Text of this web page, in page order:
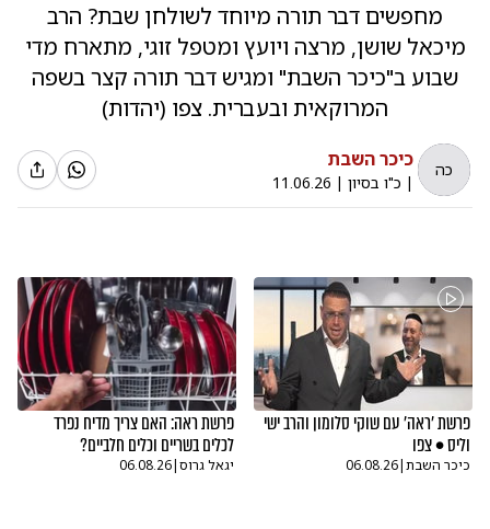
מחפשים דבר תורה מיוחד לשולחן שבת? הרב
מיכאל שושן, מרצה ויועץ ומטפל זוגי, מתארח מדי
שבוע ב"כיכר השבת" ומגיש דבר תורה קצר בשפה
המרוקאית ובעברית. צפו (יהדות)
כה כיכר השבת
| כ"ו בסיון |
11.06.26
פרשת 'ראה' עם שוקי סלומון והרב ישי
וליס • צפו
כיכר השבת|
06.08.26
פרשת ראה: האם צריך מדיח נפרד
לכלים בשריים וכלים חלביים?
יגאל גרוס|
06.08.26